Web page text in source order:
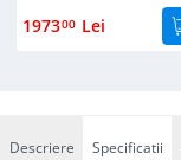
197300 Lei
Descriere Specificatii